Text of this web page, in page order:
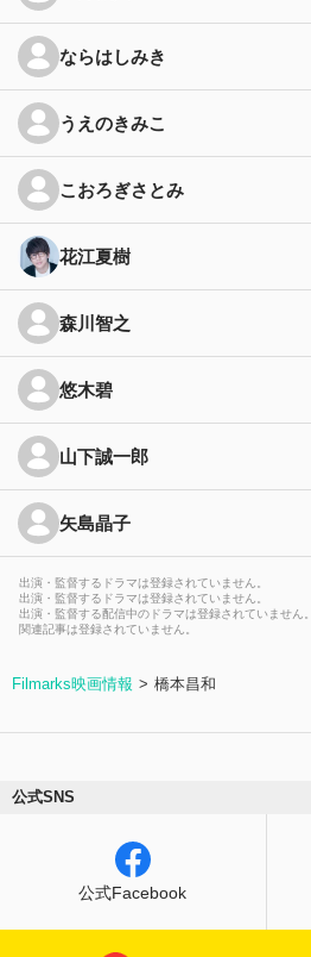
ならはしみき
うえのきみこ
こおろぎさとみ
花江夏樹
森川智之
悠木碧
山下誠一郎
矢島晶子
出演・監督するドラマは登録されていません。
出演・監督するドラマは登録されていません。
出演・監督する配信中のドラマは登録されていません。
関連記事は登録されていません。
Filmarks映画情報 橋本昌和
公式SNS
公式Facebook